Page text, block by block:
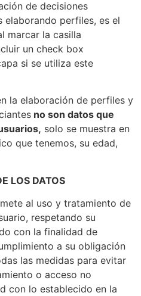
de decisiones
elaborando perfiles, es el
marcar la casilla
un check box
si se utiliza este
la elaboración de perfiles y
no son datos que
solo se muestra en
que tenemos, su edad,
LOS DATOS
al uso y tratamiento de
respetando su
con la finalidad de
a su obligación
las medidas para evitar
o acceso no
con lo establecido en la